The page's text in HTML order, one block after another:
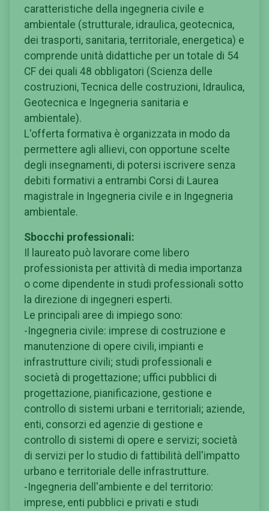
caratteristiche della ingegneria civile e
ambientale (strutturale, idraulica, geotecnica,
dei trasporti, sanitaria, territoriale, energetica) e
comprende unità didattiche per un totale di 54
CF dei quali 48 obbligatori (Scienza delle
costruzioni, Tecnica delle costruzioni, Idraulica,
Geotecnica e Ingegneria sanitaria e
ambientale).
L'offerta formativa è organizzata in modo da
permettere agli allievi, con opportune scelte
degli insegnamenti, di potersi iscrivere senza
debiti formativi a entrambi Corsi di Laurea
magistrale in Ingegneria civile e in Ingegneria
ambientale.
Sbocchi professionali:
Il laureato può lavorare come libero
professionista per attività di media importanza
o come dipendente in studi professionali sotto
la direzione di ingegneri esperti.
Le principali aree di impiego sono:
-Ingegneria civile: imprese di costruzione e
manutenzione di opere civili, impianti e
infrastrutture civili; studi professionali e
società di progettazione; uffici pubblici di
progettazione, pianificazione, gestione e
controllo di sistemi urbani e territoriali; aziende,
enti, consorzi ed agenzie di gestione e
controllo di sistemi di opere e servizi; società
di servizi per lo studio di fattibilità dell'impatto
urbano e territoriale delle infrastrutture.
-Ingegneria dell'ambiente e del territorio:
imprese, enti pubblici e privati e studi